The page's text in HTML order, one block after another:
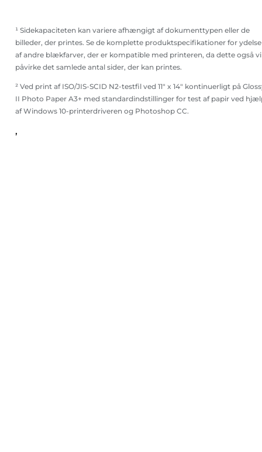
¹ Sidekapaciteten kan variere afhængigt af dokumenttypen eller de
billeder, der printes. Se de komplette produktspecifikationer for ydelse
af andre blækfarver, der er kompatible med printeren, da dette også
påvirke det samlede antal sider, der kan printes.
² Ved print af ISO/JIS-SCID N2-testfil ved 11" x 14" kontinuerligt på
II Photo Paper A3+ med standardindstillinger for test af papir ved
af Windows 10-printerdriveren og Photoshop CC.
,